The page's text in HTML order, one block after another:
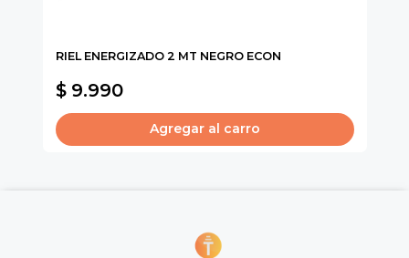
RIEL ENERGIZADO 2 MT NEGRO ECON
$ 9.990
Agregar al carro